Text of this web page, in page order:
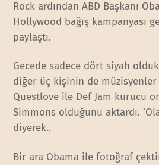
Rock ardından ABD Başkanı
Hollywood bağış kampanyası
paylaştı.
Gecede sadece dört siyah
diğer üç kişinin de müzisyenler
Questlove ile Def Jam kurucu
Simmons olduğunu aktardı.
diyerek..
Bir ara Obama ile fotoğraf